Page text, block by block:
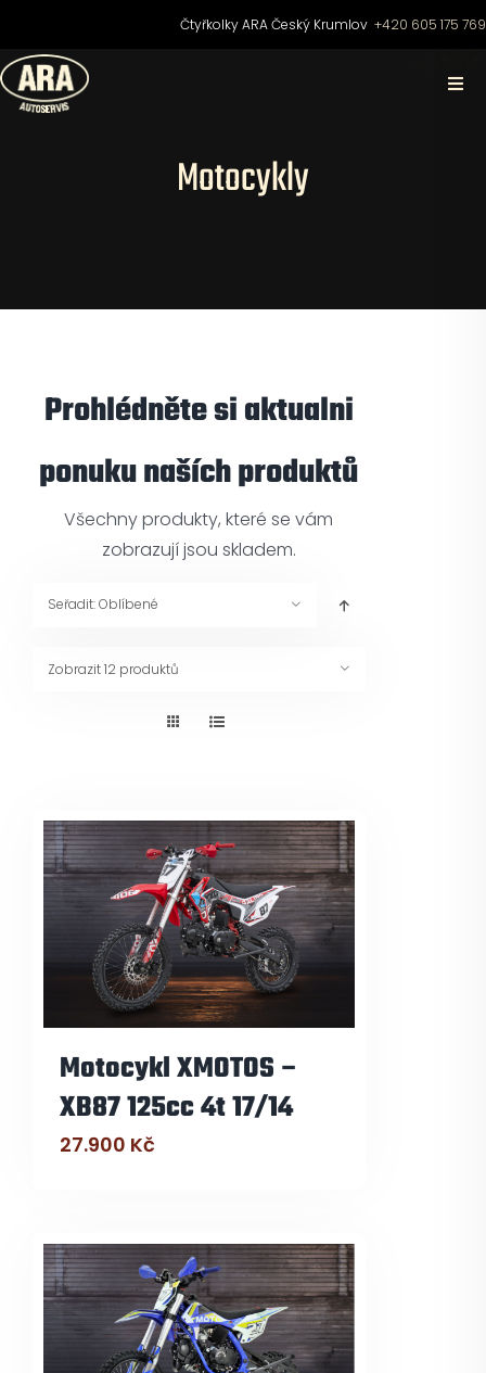
obsah
Čtyřkolky ARA Český Krumlov+420 605 175 769
Skútry
Motocykly
Prohlédněte si aktualni
ponuku naších produktů
Všechny produkty, které se vám
zobrazují jsou skladem.
Seřadit:Oblíbené
Zobrazit12 produktů
Motocykl XMOTOS –
XB87 125cc 4t 17/14
27.900 Kč